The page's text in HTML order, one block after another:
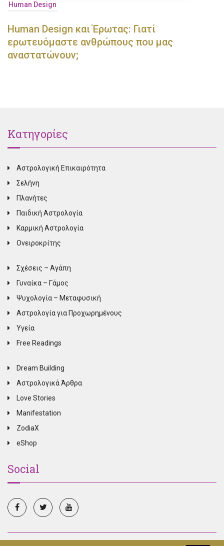
Human Design
Human Design και Έρωτας: Γιατί
ερωτευόμαστε ανθρώπους που μας
αναστατώνουν;
Κατηγορίες
Αστρολογική Επικαιρότητα
Σελήνη
Πλανήτες
Παιδική Αστρολογία
Καρμική Αστρολογία
Ονειροκρίτης
Σχέσεις – Αγάπη
Γυναίκα – Γάμος
Ψυχολογία – Μεταφυσική
Αστρολογία για Προχωρημένους
Υγεία
Free Readings
Dream Building
Αστρολογικά Άρθρα
Love Stories
Manifestation
ZodiaX
eShop
Social